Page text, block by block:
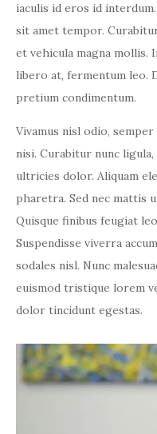
iaculis id eros id
sit amet tempor.
et vehicula magna mollis.
libero at, fermentum leo.
pretium condimentum.
Vivamus nisl odio,
nisi. Curabitur nunc
ultricies dolor. Aliquam
pharetra. Sed nec mattis
Quisque finibus feugiat
Suspendisse viverra
sodales nisl. Nunc
euismod tristique lorem
dolor tincidunt egestas.